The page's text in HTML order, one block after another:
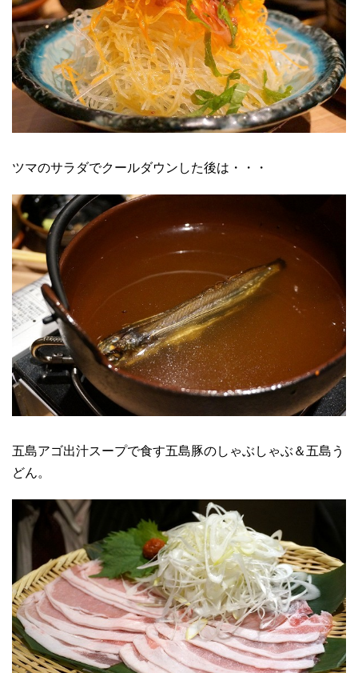
ツマのサラダでクールダウンした後は・・・
五島アゴ出汁スープで食す五島豚のしゃぶしゃぶ＆五島う
どん。